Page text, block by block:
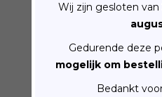
Wij zijn gesloten van
Gedurende deze
mogelijk om
Bedankt